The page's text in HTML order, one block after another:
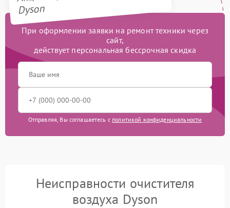
Dyson
При оформлении заявки на ремонт техники через
сайт,
действует персональная бессрочная скидка
Отправляя, Вы соглашаетесь с политикой конфиденциальности
Неисправности очистителя
воздуха Dyson